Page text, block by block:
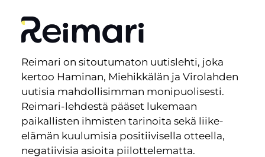
Reimari on sitoutumaton uutislehti, joka
kertoo Haminan, Miehikkälän ja Virolahden
uutisia mahdollisimman monipuolisesti.
Reimari-lehdestä pääset lukemaan
paikallisten ihmisten tarinoita sekä liike-
elämän kuulumisia positiivisella otteella,
negatiivisia asioita piilottelematta.